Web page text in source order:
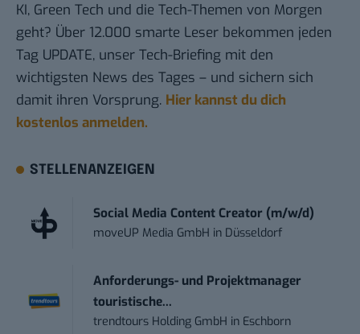
KI, Green Tech und die Tech-Themen von Morgen
geht? Über 12.000 smarte Leser bekommen jeden
Tag UPDATE, unser Tech-Briefing mit den
wichtigsten News des Tages – und sichern sich
damit ihren Vorsprung. Hier kannst du dich
kostenlos anmelden.
STELLENANZEIGEN
Social Media Content Creator (m/w/d)
moveUP Media GmbH in Düsseldorf
Anforderungs- und Projektmanager
touristische...
trendtours Holding GmbH in Eschborn